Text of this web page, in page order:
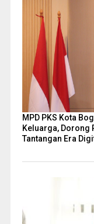
MPD PKS Kota
Keluarga, Dorong
Tantangan Era